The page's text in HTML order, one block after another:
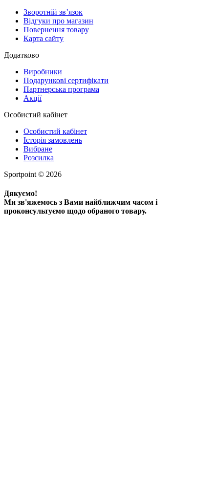
Зворотній зв’язок
Відгуки про магазин
Повернення товару
Карта сайту
Додатково
Виробники
Подарункові сертифікати
Партнерська програма
Акції
Особистий кабінет
Особистий кабінет
Історія замовлень
Вибране
Розсилка
Sportpoint © 2026
Дякуємо!
Ми зв'яжемось з Вами найближчим часом і
проконсультуємо щодо обраного товару.